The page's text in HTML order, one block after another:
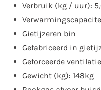
Verbruik (kg / uur):
Gietijzeren bin
Gefabriceerd in
Geforceerde
Gewicht (kg): 148kg